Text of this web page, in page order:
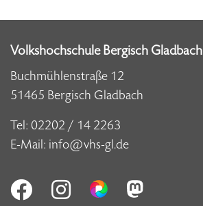
Volkshochschule Bergisch Gladbach
Buchmühlenstraße 12
51465 Bergisch Gladbach
Tel: 02202 / 14 2263
E-Mail: info@vhs-gl.de